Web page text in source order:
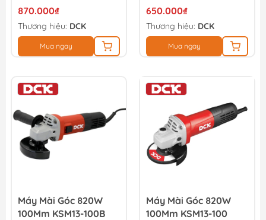
870.000₫
Thương hiệu: DCK
Mua ngay
650.000₫
Thương hiệu: DCK
Mua ngay
Máy Mài Góc 820W
100Mm KSM13-100B
Máy Mài Góc 820W
100Mm KSM13-100